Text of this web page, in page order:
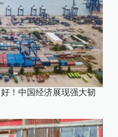
！中国经济展现强大韧